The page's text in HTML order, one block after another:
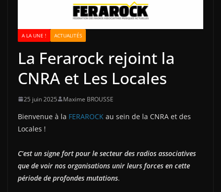
A LA UNE ! ACTUALITÉS
La Ferarock rejoint la
CNRA et Les Locales
25 juin 2025 Maxime BROUSSE
Bienvenue à la FERAROCK au sein de la CNRA et des
Locales !
C’est un signe fort pour le secteur des radios associatives
que de voir nos organisations unir leurs forces en cette
période de profondes mutations.